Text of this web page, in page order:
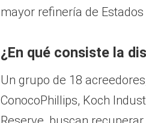
mayor refinería de Estados
¿En qué consiste la
Un grupo de 18
ConocoPhillips, Koch